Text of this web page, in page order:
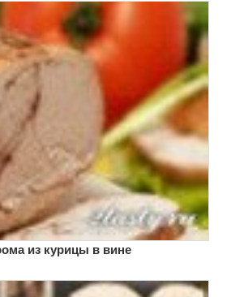
из курицы в вине